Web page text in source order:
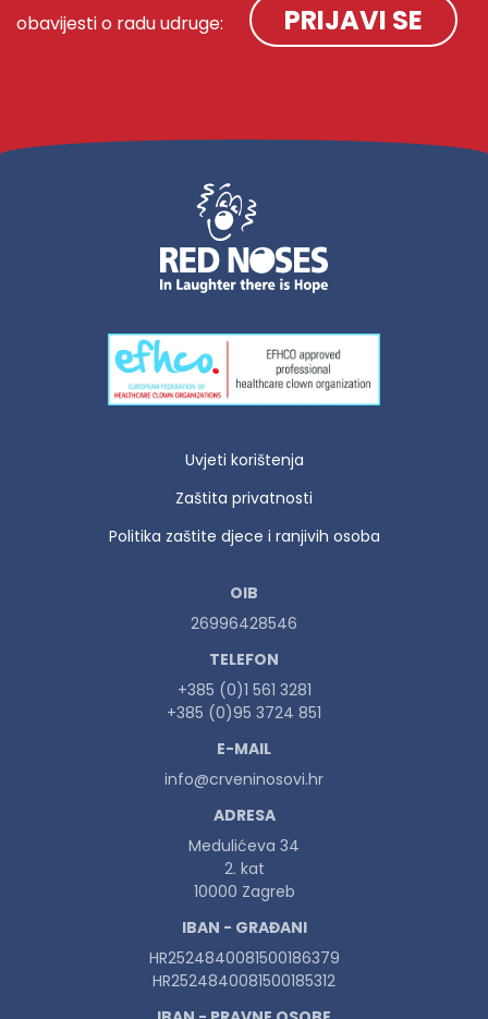
obavijesti o radu udruge:
PRIJAVI SE
Uvjeti korištenja
Zaštita privatnosti
Politika zaštite djece i ranjivih osoba
OIB
26996428546
TELEFON
+385 (0)1 561 3281
+385 (0)95 3724 851
E-MAIL
info@crveninosovi.hr
ADRESA
Medulićeva 34
2. kat
10000 Zagreb
IBAN - GRAĐANI
HR2524840081500186379
HR2524840081500185312